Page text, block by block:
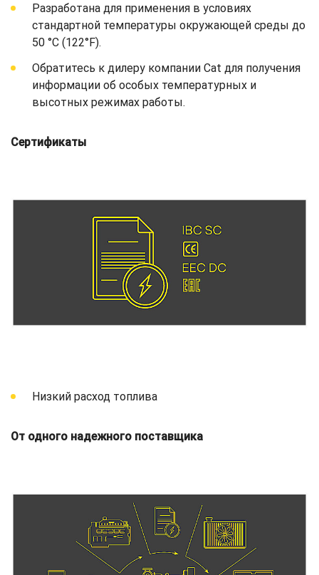
Разработана для применения в условиях
стандартной температуры окружающей среды до
50 °C (122°F).
Обратитесь к дилеру компании Cat для получения
информации об особых температурных и
высотных режимах работы.
Сертификаты
Низкий расход топлива
От одного надежного поставщика